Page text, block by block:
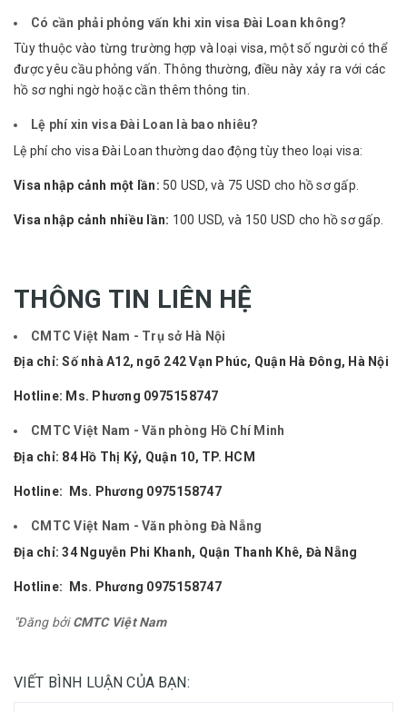
Có cần phải phỏng vấn khi xin visa Đài Loan không?
Tùy thuộc vào từng trường hợp và loại visa, một số người có thể
được yêu cầu phỏng vấn. Thông thường, điều này xảy ra với các
hồ sơ nghi ngờ hoặc cần thêm thông tin.
Lệ phí xin visa Đài Loan là bao nhiêu?
Lệ phí cho visa Đài Loan thường dao động tùy theo loại visa:
Visa nhập cảnh một lần: 50 USD, và 75 USD cho hồ sơ gấp.
Visa nhập cảnh nhiều lần: 100 USD, và 150 USD cho hồ sơ gấp.
THÔNG TIN LIÊN HỆ
CMTC Việt Nam - Trụ sở Hà Nội
Địa chỉ:Số nhà A12, ngõ 242 Vạn Phúc, Quận Hà Đông, Hà Nội
Hotline: Ms. Phương 0975158747
CMTC Việt Nam - Văn phòng Hồ Chí Minh
Địa chỉ: 84 Hồ Thị Kỷ, Quận 10, TP. HCM
Hotline: Ms. Phương 0975158747
CMTC Việt Nam - Văn phòng Đà Nẵng
Địa chỉ: 34 Nguyễn Phi Khanh, Quận Thanh Khê, Đà Nẵng
Hotline: Ms. Phương 0975158747
"Đăng bởiCMTC Việt Nam
VIẾT BÌNH LUẬN CỦA BẠN: